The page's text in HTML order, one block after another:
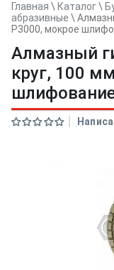
Главная \ Каталог\
абразивные \
P3000, мокрое
Алмазный
круг, 100